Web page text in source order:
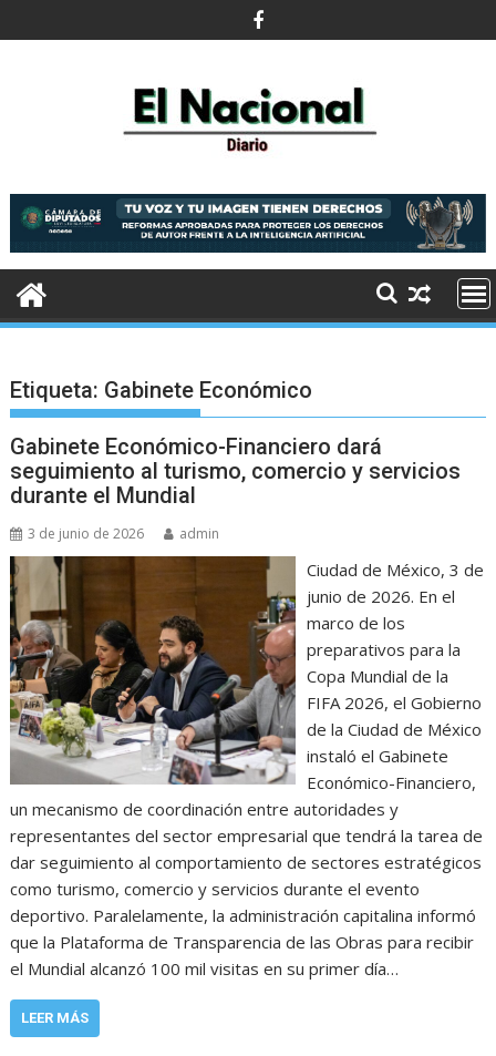
al
Etiqueta: Gabinete Económico
Gabinete Económico-Financiero dará
seguimiento al turismo, comercio y servicios
durante el Mundial
3 de junio de 2026 admin
Ciudad de México, 3 de
junio de 2026. En el
marco de los
preparativos para la
Copa Mundial de la
FIFA 2026, el Gobierno
de la Ciudad de México
instaló el Gabinete
Económico-Financiero,
un mecanismo de coordinación entre autoridades y
representantes del sector empresarial que tendrá la tarea de
dar seguimiento al comportamiento de sectores estratégicos
como turismo, comercio y servicios durante el evento
deportivo. Paralelamente, la administración capitalina informó
que la Plataforma de Transparencia de las Obras para recibir
el Mundial alcanzó 100 mil visitas en su primer día…
LEER MÁS